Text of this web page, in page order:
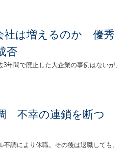
社は増えるのか 優秀
否
年間で廃止した大企業の事例はないが、
不幸の連鎖を断つ
調により休職。その後は退職しても、